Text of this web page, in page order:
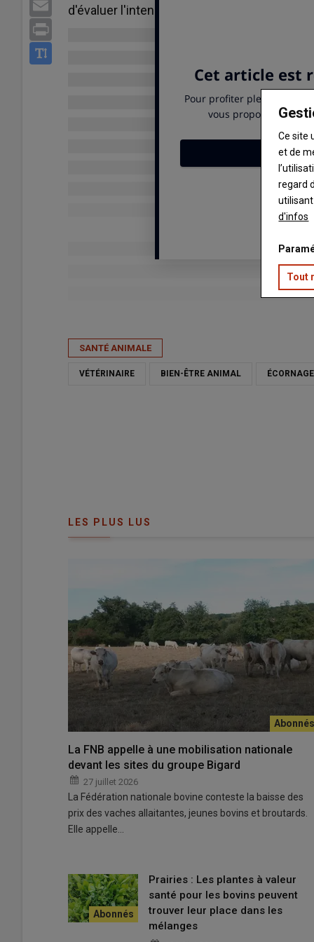
Emaild'évaluer l'intensité de la douleur, et donne
L’évaluation de la douleur avec l'appli Bovisensor se
avec des schémas ou images. En une minute environ,
© Réussir
Bovisensor est une application destinée aux éleveurs
bovins et obtenir des conseils pour la soulager. Conçue
, elle est gratuite, à télécharger dans
« Bovisensor repose sur des grilles de notation,
, a présenté Raphaël Guatteo
groupements techniques vétérinaires). Les affections
troubles respiratoiresou digestifs, affections
l'écornage ou la
castration . Pour chacune, une grille
une douleur dont on ne connait pas l’origine.
SANTÉ ANIMALE
VÉTÉRINAIRE BIEN-ÊTRE ANIMAL ÉCORNAGE
LES PLUS LUS
La FNB appelle à une mobilisation nationale
devant les sites du groupe Bigard
27 juillet 2026
La Fédération nationale bovine conteste la baisse des
prix des vaches allaitantes, jeunes bovins et broutards.
Elle appelle…
Prairies : Les plantes à valeur
santé pour les bovins peuvent
trouver leur place dans les
mélanges
Ce site
et de
regard
d'infos
Tout